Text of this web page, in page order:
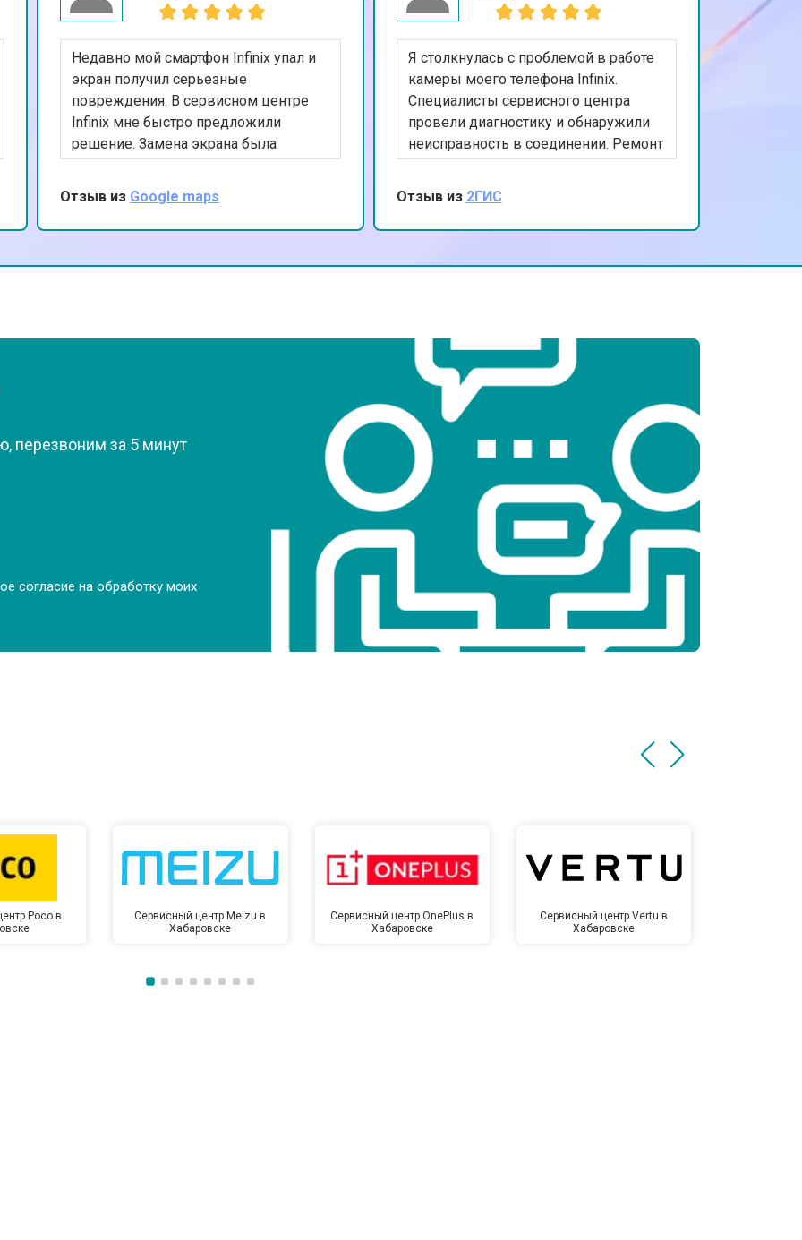
от 80 мин от 2300 ₽ Заказать
от 2300 ₽ Заказать
от 70 мин от 2200 ₽ Заказать
от 3500 ₽
от 50 мин от 1700 ₽
от 2600 ₽
от 1100 ₽ Заказать
от 1500 ₽ Заказать
от 100 мин Заказать
от 3990 ₽
Недавно мой смартфон Infinix упал и
экран получил серьезные
повреждения. В сервисном центре
Infinix мне быстро предложили
решение. Замена экрана была
выполнена качественно и за
разумное время. Я доволен
результатом и благодарен за
внимательное обслуживание.
Отзыв из Google maps
Я столкнулась с проблемой в работе
камеры моего телефона Infinix.
Специалисты сервисного центра
провели диагностику и обнаружили
неисправность в соединении. Ремонт
был выполнен быстро и эффективно.
Я очень благодарна за
профессиональный подход и
качественную работу. Теперь мои
Отзыв из 2ГИС
перезвоним за 5 минут
согласие на обработку моих
Poco в
Сервисный центр Meizu в
Хабаровске
Сервисный центр OnePlus в
Хабаровске
Сервисный центр Vertu в
Хабаровске